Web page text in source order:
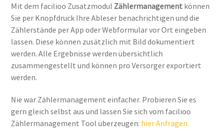
Mit dem facilioo Zusatzmodul Zählermanagement können
Sie per Knopfdruck Ihre Ableser benachrichtigen und die
Zählerstände per App oder Webformular vor Ort eingeben
lassen. Diese können zusätzlich mit Bild dokumentiert
werden. Alle Ergebnisse werden übersichtlich
zusammengestellt und können pro Versorger exportiert
werden.
Nie war Zählermanagement einfacher. Probieren Sie es
gern gleich selbst aus und lassen Sie sich vom facilioo
Zählermanagement Tool überzeugen: hier Anfragen.